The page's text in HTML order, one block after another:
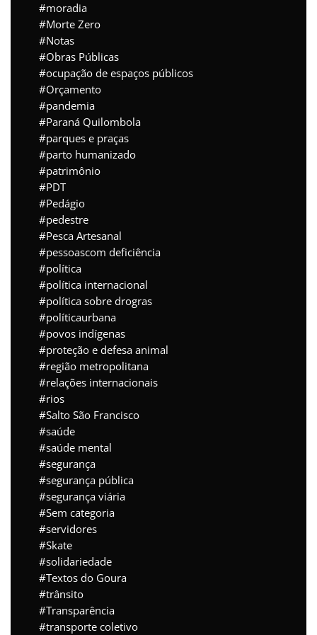
moradia
Morte Zero
Notas
Obras Públicas
ocupação de espaços públicos
Orçamento
pandemia
Paraná Quilombola
parques e praças
parto humanizado
patrimônio
PDT
Pedágio
pedestre
Pesca Artesanal
pessoascom deficiência
política
política internacional
política sobre drogras
políticaurbana
povos indígenas
proteção e defesa animal
região metropolitana
relações internacionais
rios
Salto São Francisco
saúde
saúde mental
segurança
segurança pública
segurança viária
Sem categoria
servidores
Skate
solidariedade
Textos do Goura
trânsito
Transparência
transporte coletivo